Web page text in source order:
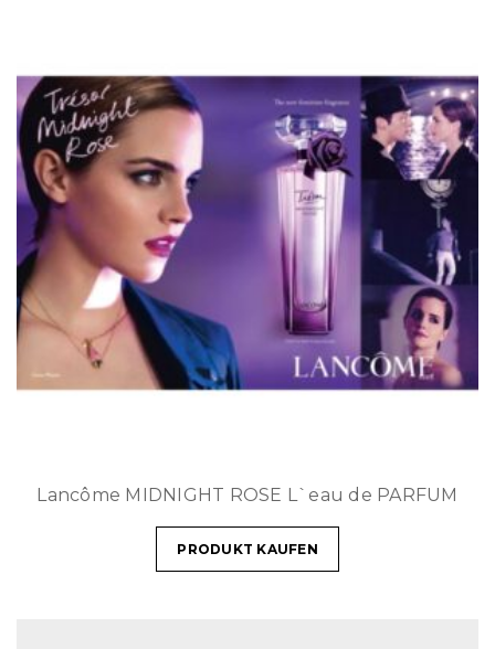
Lancôme MIDNIGHT ROSE L`eau de PARFUM
PRODUKT KAUFEN